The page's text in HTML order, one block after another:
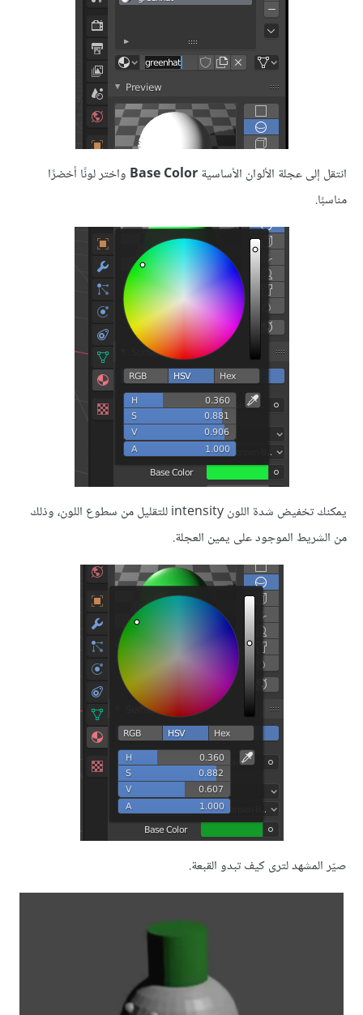
انتقل إلى عجلة الألوان الأساسيةBase Color واختر لونًا أخضرًا
مناسبًا.
يمكنك تخفيض شدة اللون intensity للتقليل من سطوع اللون، وذلك
من الشريط الموجود على يمين العجلة.
صيّر المشهد لترى كيف تبدو القبعة.